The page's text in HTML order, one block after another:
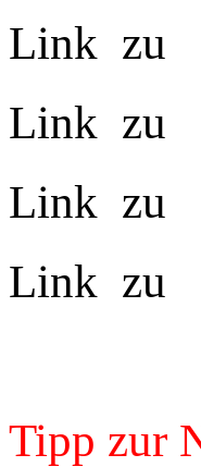
Link
Link
Link
Link
Tipp zur